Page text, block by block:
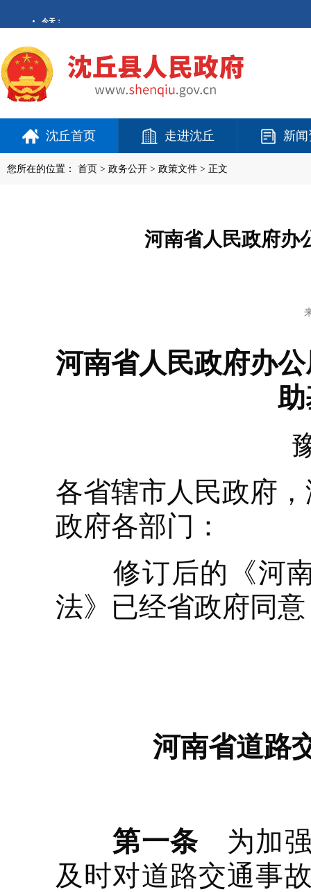
沈丘首页 走进沈丘 新
您所在的位置： 首页 > 政务公开 > 政策文件 > 正文
河南省人民政府办
河南省人民政府办
各省辖市人民政府
政府各部门：
修订后的《河南
法》已经省政府同
河南省道路
第一条 为加强
及时对道路交通事